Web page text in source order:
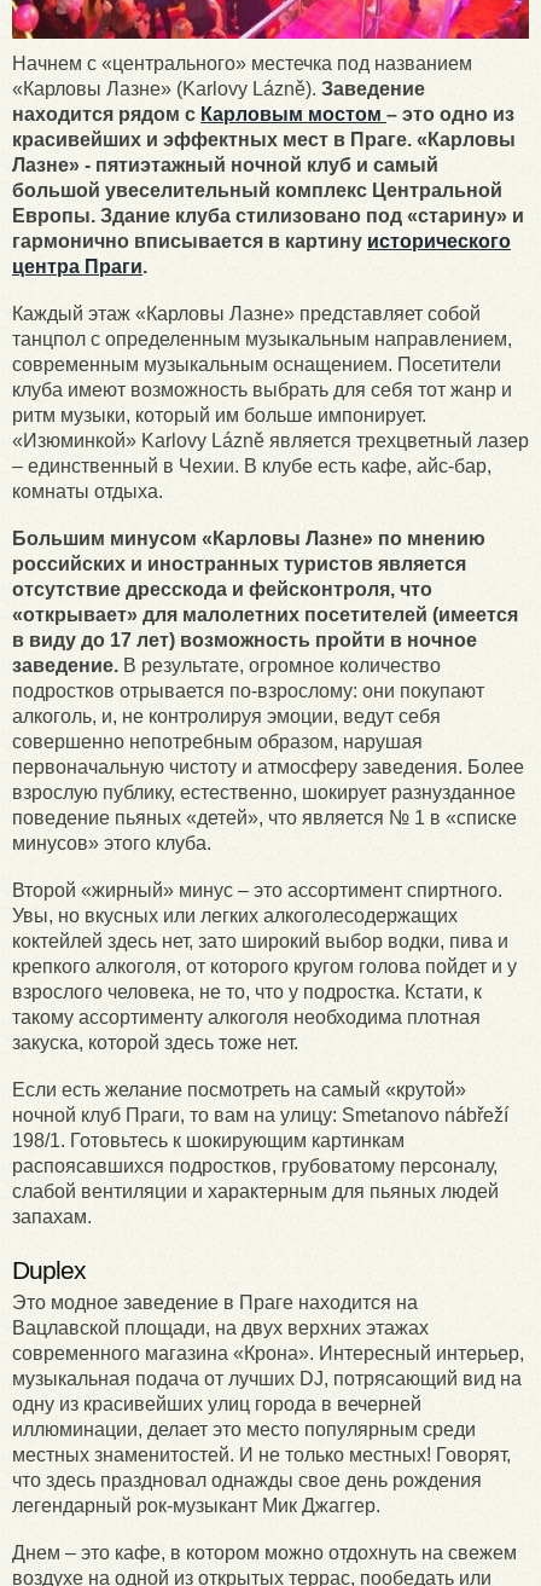
Начнем с «центрального» местечка под названием
«Карловы Лазне» (Karlovy Lázně). Заведение
находится рядом с Карловым мостом – это одно из
красивейших и эффектных мест в Праге. «Карловы
Лазне» - пятиэтажный ночной клуб и самый
большой увеселительный комплекс Центральной
Европы. Здание клуба стилизовано под «старину» и
гармонично вписывается в картину исторического
центра Праги.
Каждый этаж «Карловы Лазне» представляет собой
танцпол с определенным музыкальным направлением,
современным музыкальным оснащением. Посетители
клуба имеют возможность выбрать для себя тот жанр и
ритм музыки, который им больше импонирует.
«Изюминкой» Karlovy Lázně является трехцветный лазер
– единственный в Чехии. В клубе есть кафе, айс-бар,
комнаты отдыха.
Большим минусом «Карловы Лазне» по мнению
российских и иностранных туристов является
отсутствие дресскода и фейсконтроля, что
«открывает» для малолетних посетителей (имеется
в виду до 17 лет) возможность пройти в ночное
заведение. В результате, огромное количество
подростков отрывается по-взрослому: они покупают
алкоголь, и, не контролируя эмоции, ведут себя
совершенно непотребным образом, нарушая
первоначальную чистоту и атмосферу заведения. Более
взрослую публику, естественно, шокирует разнузданное
поведение пьяных «детей», что является № 1 в «списке
минусов» этого клуба.
Второй «жирный» минус – это ассортимент спиртного.
Увы, но вкусных или легких алкоголесодержащих
коктейлей здесь нет, зато широкий выбор водки, пива и
крепкого алкоголя, от которого кругом голова пойдет и у
взрослого человека, не то, что у подростка. Кстати, к
такому ассортименту алкоголя необходима плотная
закуска, которой здесь тоже нет.
Если есть желание посмотреть на самый «крутой»
ночной клуб Праги, то вам на улицу: Smetanovo nábřeží
198/1. Готовьтесь к шокирующим картинкам
распоясавшихся подростков, грубоватому персоналу,
слабой вентиляции и характерным для пьяных людей
запахам.
Duplex
Это модное заведение в Праге находится на
Вацлавской площади, на двух верхних этажах
современного магазина «Крона». Интересный интерьер,
музыкальная подача от лучших DJ, потрясающий вид на
одну из красивейших улиц города в вечерней
иллюминации, делает это место популярным среди
местных знаменитостей. И не только местных! Говорят,
что здесь праздновал однажды свое день рождения
легендарный рок-музыкант Мик Джаггер.
Днем – это кафе, в котором можно отдохнуть на свежем
воздухе на одной из открытых террас, пообедать или